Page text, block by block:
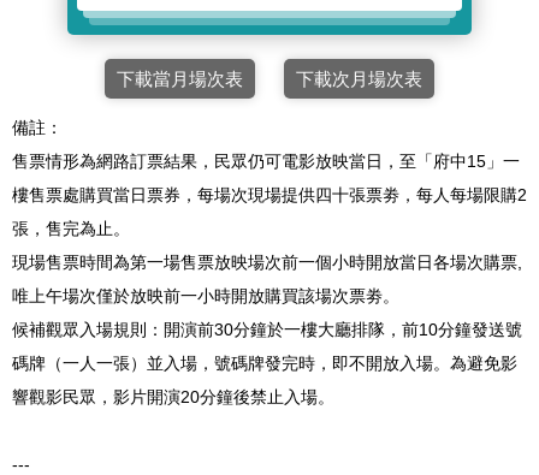
下載當月場次表 下載次月場次表
備註：
售票情形為網路訂票結果，民眾仍可電影放映當日，至「府中15」一
樓售票處購買當日票券，每場次現場提供四十張票劵，每人每場限購2
張，售完為止。
現場售票時間為第一場售票放映場次前一個小時開放當日各場次購票,
唯上午場次僅於放映前一小時開放購買該場次票劵。
候補觀眾入場規則：開演前30分鐘於一樓大廳排隊，前10分鐘發送號
碼牌（一人一張）並入場，號碼牌發完時，即不開放入場。為避免影
響觀影民眾，影片開演20分鐘後禁止入場。
---